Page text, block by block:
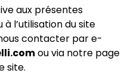
aux présentes
à l’utilisation du site
contacter par e-
ou via notre page
site.